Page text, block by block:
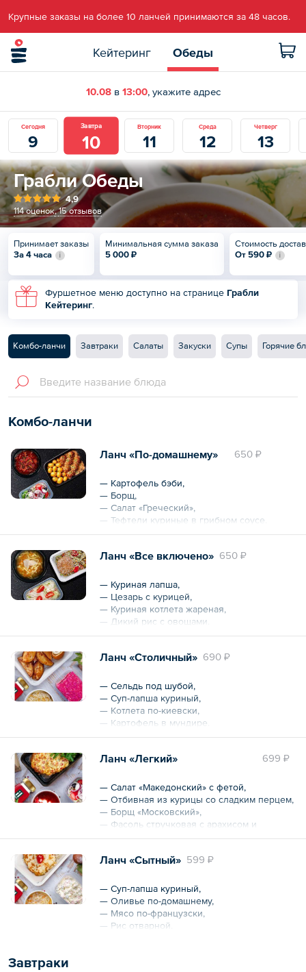
Крупные заказы на более 10 ланчей принимаются за 48 часов.
Кейтеринг Обеды
10.08в 13:00, укажите адрес
Сегодня
9
Завтра
10
Вторник
11
Среда
12
Четверг
13
Грабли Обеды
4,9
114 оценок,15 отзывов
Принимает заказы
За 4 часа
Минимальная сумма заказа
5 000 ₽
Стоимость
От 590 ₽
Фуршетное меню доступно на странице Грабли
Кейтеринг.
Комбо-ланчи Завтраки Салаты Закуски Супы Горячие
Комбо-ланчи
650 ₽
Ланч «По-домашнему»
— Картофель бэби,
— Борщ,
— Салат «Греческий»,
— Тефтели куриные в грибном соусе.
650 ₽
Ланч «Все включено»
— Куриная лапша,
— Цезарь с курицей,
— Куриная котлета жареная,
— Дикий рис с овощами.
690 ₽
Ланч «Столичный»
— Сельдь под шубой,
— Суп-лапша куриный,
— Котлета по-киевски,
— Картофель в мундире.
699 ₽
Ланч «Легкий»
— Салат «Македонский» с фетой,
— Отбивная из курицы со сладким перцем,
— Борщ «Московский»,
— Фасоль стручковая с арахисом и
чесноком.
Общий вес – 650 г 599 ₽
Ланч «Сытный»
— Суп-лапша куриный,
— Оливье по-домашнему,
— Мясо по-французски,
— Рис отварной.
Завтраки